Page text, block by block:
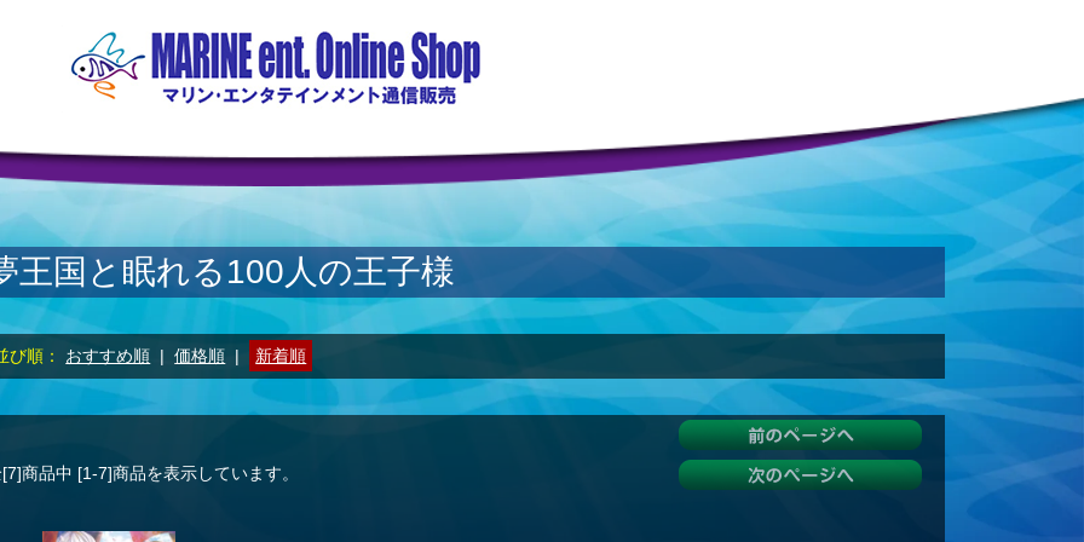
王国と眠れる100人の王子様
び順： おすすめ順 |価格順 | 新着順
商品中 [1-7]商品を表示しています。